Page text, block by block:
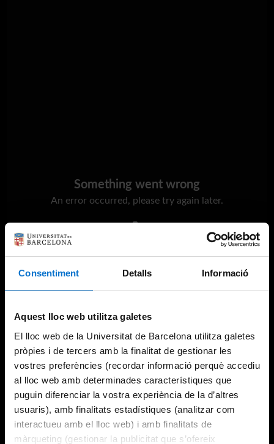
Consentiment Detalls Informació
Aquest lloc web utilitza galetes
El lloc web de la Universitat de Barcelona utilitza galetes
pròpies i de tercers amb la finalitat de gestionar les
vostres preferències (recordar informació perquè accediu
al lloc web amb determinades característiques que
puguin diferenciar la vostra experiència de la d’altres
usuaris), amb finalitats estadístiques (analitzar com
interactueu amb el lloc web) i amb finalitats de
màrqueting (gestionar la publicitat que s’ofereix
Something went wrong
An error occurred, please try again later.
Try again